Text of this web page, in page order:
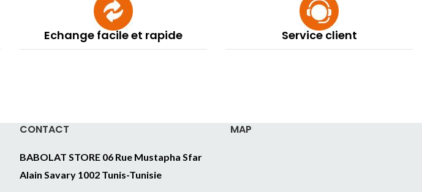
Echange facile et rapide Service client
CONTACT
BABOLAT STORE 06 Rue Mustapha Sfar
Alain Savary 1002 Tunis-Tunisie
MAP